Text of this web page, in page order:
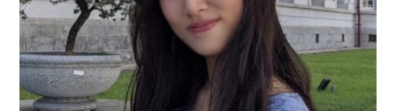
懶
人
包！〉
中